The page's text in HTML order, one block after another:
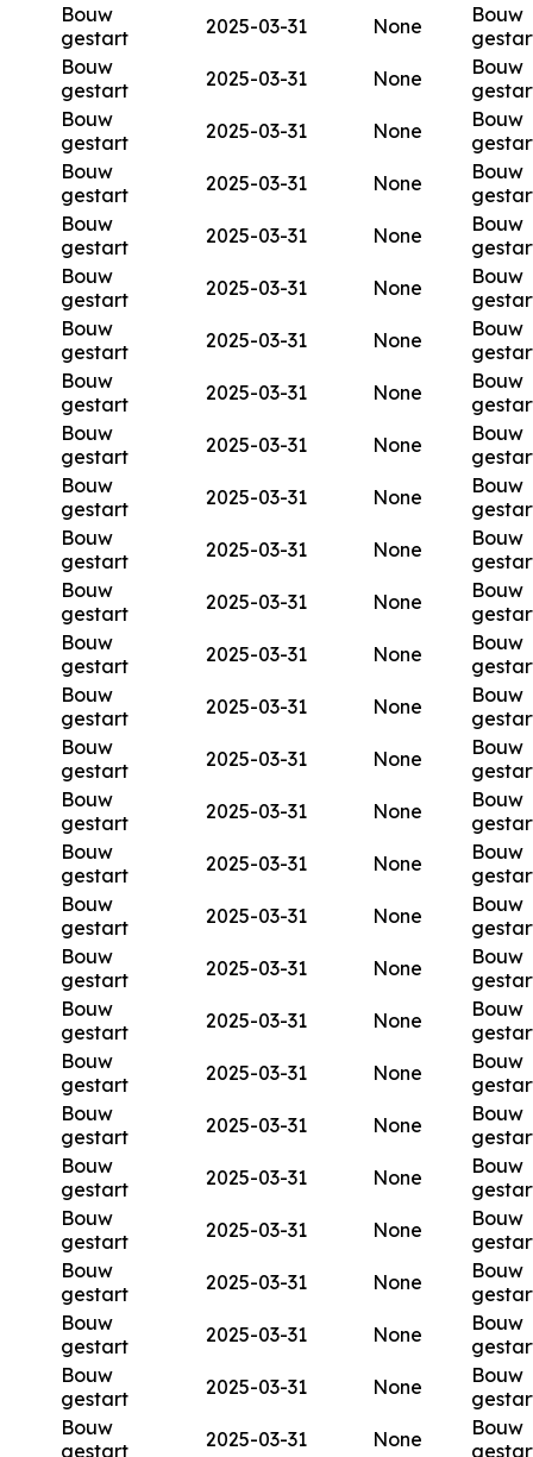
Bouw
gestart
2025-03-31 None
Bouw
Bouw
gestart
2025-03-31 None
Bouw
Bouw
gestart
2025-03-31 None
Bouw
Bouw
gestart
2025-03-31 None
Bouw
Bouw
gestart
2025-03-31 None
Bouw
Bouw
gestart
2025-03-31 None
Bouw
Bouw
gestart
2025-03-31 None
Bouw
Bouw
gestart
2025-03-31 None
Bouw
Bouw
gestart
2025-03-31 None
Bouw
Bouw
gestart
2025-03-31 None
Bouw
Bouw
gestart
2025-03-31 None
Bouw
Bouw
gestart
2025-03-31 None
Bouw
Bouw
gestart
2025-03-31 None
Bouw
Bouw
gestart
2025-03-31 None
Bouw
Bouw
gestart
2025-03-31 None
Bouw
Bouw
gestart
2025-03-31 None
Bouw
Bouw
gestart
2025-03-31 None
Bouw
Bouw
gestart
2025-03-31 None
Bouw
Bouw
gestart
2025-03-31 None
Bouw
Bouw
gestart
2025-03-31 None
Bouw
Bouw
gestart
2025-03-31 None
Bouw
Bouw
gestart
2025-03-31 None
Bouw
Bouw
gestart
2025-03-31 None
Bouw
Bouw
gestart
2025-03-31 None
Bouw
Bouw
gestart
2025-03-31 None
Bouw
Bouw
gestart
2025-03-31 None
Bouw
Bouw
gestart
2025-03-31 None
Bouw
Bouw
gestart
2025-03-31 None
Bouw